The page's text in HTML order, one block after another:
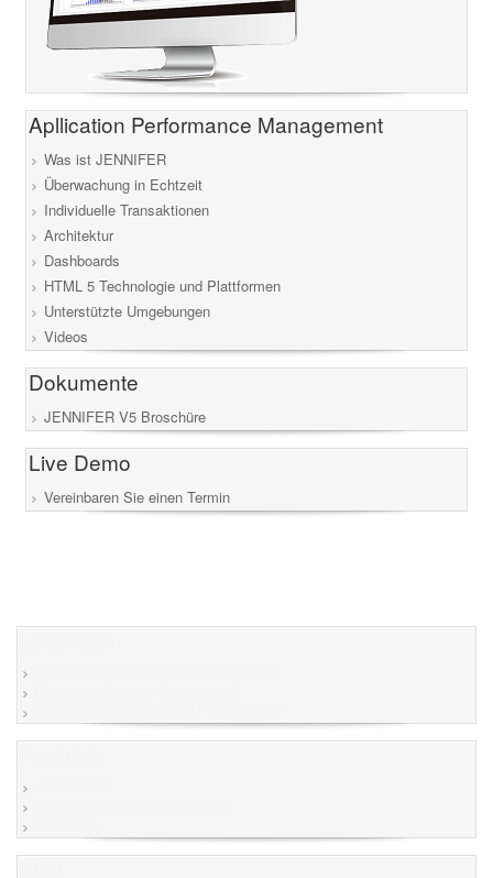
Apllication Performance Management
Was ist JENNIFER
Überwachung in Echtzeit
Individuelle Transaktionen
Architektur
Dashboards
HTML 5 Technologie und Plattformen
Unterstützte Umgebungen
Videos
Dokumente
JENNIFER V5 Broschüre
Live Demo
Vereinbaren Sie einen Termin